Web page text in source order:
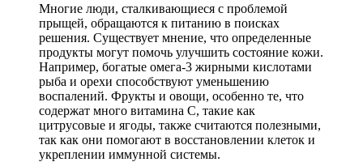
Многие люди, сталкивающиеся с проблемой
прыщей, обращаются к питанию в поисках
решения. Существует мнение, что определенные
продукты могут помочь улучшить состояние кожи.
Например, богатые омега-3 жирными кислотами
рыба и орехи способствуют уменьшению
воспалений. Фрукты и овощи, особенно те, что
содержат много витамина C, такие как
цитрусовые и ягоды, также считаются полезными,
так как они помогают в восстановлении клеток и
укреплении иммунной системы.